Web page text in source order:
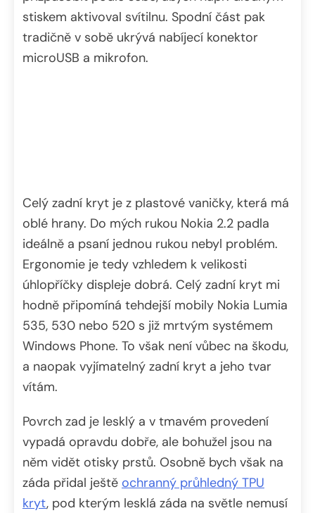
stiskem aktivoval svítilnu. Spodní část pak
tradičně v sobě ukrývá nabíjecí konektor
microUSB a mikrofon.
Celý zadní kryt je z plastové vaničky, která má
oblé hrany. Do mých rukou Nokia 2.2 padla
ideálně a psaní jednou rukou nebyl problém.
Ergonomie je tedy vzhledem k velikosti
úhlopříčky displeje dobrá. Celý zadní kryt mi
hodně připomíná tehdejší mobily Nokia Lumia
535, 530 nebo 520 s již mrtvým systémem
Windows Phone. To však není vůbec na škodu,
a naopak vyjímatelný zadní kryt a jeho tvar
vítám.
Povrch zad je lesklý a v tmavém provedení
vypadá opravdu dobře, ale bohužel jsou na
něm vidět otisky prstů. Osobně bych však na
záda přidal ještě ochranný průhledný TPU
kryt, pod kterým lesklá záda na světle nemusí